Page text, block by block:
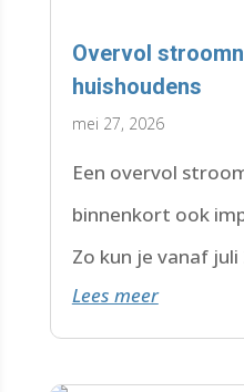
Overvol
huishoudens
mei 27, 2026
Een overvol
binnenkort ook
Zo kun je vanaf
krijgen met een
Lees meer